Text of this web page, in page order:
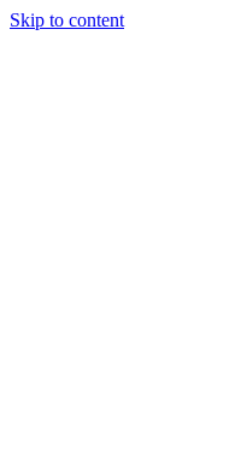
Skip to content